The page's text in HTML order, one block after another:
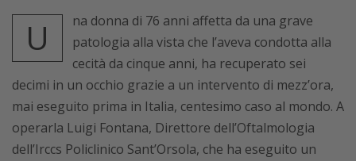
U
na donna di 76 anni affetta da una grave
patologia alla vista che l’aveva condotta alla
cecità da cinque anni, ha recuperato sei
decimi in un occhio grazie a un intervento di mezz’ora,
mai eseguito prima in Italia, centesimo caso al mondo. A
operarla Luigi Fontana, Direttore dell’Oftalmologia
dell’Irccs Policlinico Sant’Orsola, che ha eseguito un